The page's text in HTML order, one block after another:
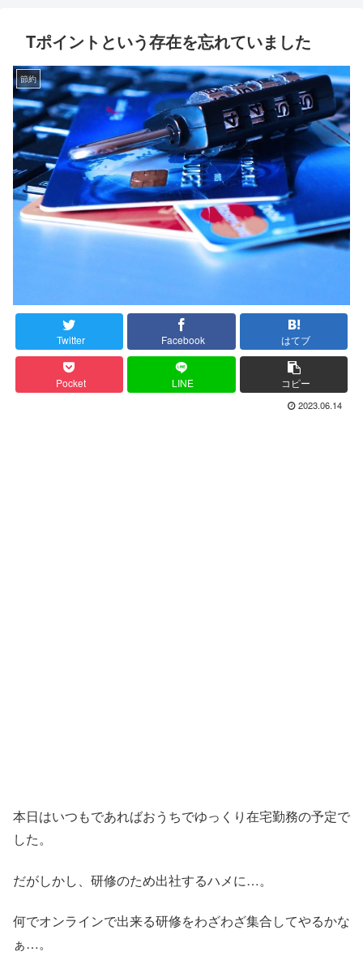
Tポイントという存在を忘れていました
節約
Twitter Facebook はてブ
Pocket LINE コピー
2023.06.14
本日はいつもであればおうちでゆっくり在宅勤務の予定で
した。
だがしかし、研修のため出社するハメに…。
何でオンラインで出来る研修をわざわざ集合してやるかな
ぁ…。